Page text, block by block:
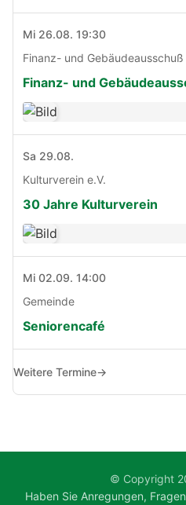
Mi 26.08. 19:30
Finanz- und Gebäudeausschuß
Finanz- und
Sa 29.08.
Kulturverein e.V.
30 Jahre Kulturverein
Mi 02.09. 14:00
Gemeinde
Seniorencafé
Weitere Termine→
© Copyright
Haben Sie Anregungen,